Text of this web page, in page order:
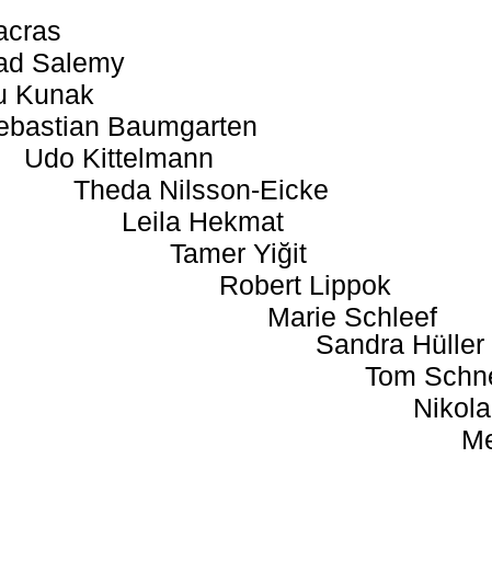
Salemy
Kunak
Baumgarten
Udo Kittelmann
Theda Nilsson-Eicke
Leila Hekmat
Tamer Yiğit
Robert Lippok
Marie Schleef
Sandra Hüller
Tom